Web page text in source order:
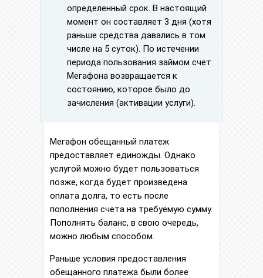
определенный срок. В настоящий
момент он составляет 3 дня (хотя
раньше средства давались в том
числе на 5 суток). По истечении
периода пользования займом счет
Мегафона возвращается к
состоянию, которое было до
зачисления (активации услуги).
Мегафон обещанный платеж
предоставляет единожды. Однако
услугой можно будет пользоваться
позже, когда будет произведена
оплата долга, то есть после
пополнения счета на требуемую сумму.
Пополнять баланс, в свою очередь,
можно любым способом.
Раньше условия предоставления
обещанного платежа были более